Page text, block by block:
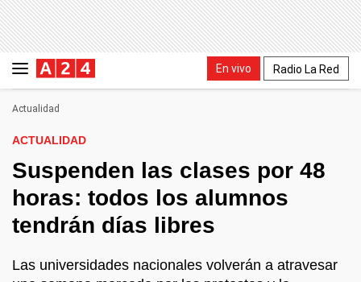
En vivo Radio La Red
Actualidad
ACTUALIDAD
Suspenden las clases por 48
horas: todos los alumnos
tendrán días libres
Las universidades nacionales volverán a atravesar